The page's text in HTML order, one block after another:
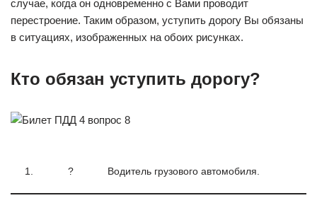
случае, когда он одновременно с Вами проводит
перестроение. Таким образом, уступить дорогу Вы обязаны
в ситуациях, изображенных на обоих рисунках.
Кто обязан уступить дорогу?
1. ? Водитель грузового автомобиля.